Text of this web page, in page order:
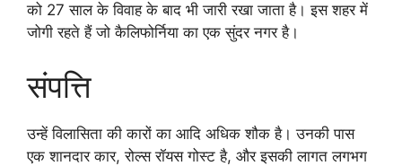
को 27 साल के विवाह के बाद भी जारी रखा जाता है। इस शहर में
जोगी रहते हैं जो कैलिफोर्निया का एक सुंदर नगर है।
संपत्ति
उन्हें विलासिता की कारों का आदि अधिक शौक है। उनकी पास
एक शानदार कार, रोल्स रॉयस गोस्ट है, और इसकी लागत लगभग